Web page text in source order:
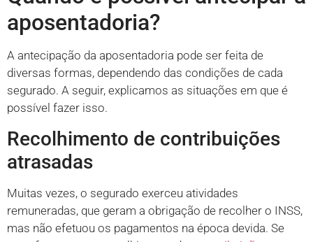
aposentadoria?
A antecipação da aposentadoria pode ser feita de
diversas formas, dependendo das condições de cada
segurado. A seguir, explicamos as situações em que é
possível fazer isso.
Recolhimento de contribuições
atrasadas
Muitas vezes, o segurado exerceu atividades
remuneradas, que geram a obrigação de recolher o INSS,
mas não efetuou os pagamentos na época devida. Se